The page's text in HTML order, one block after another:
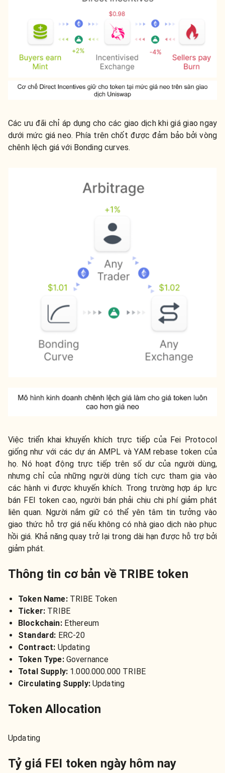
Các ưu đãi chỉ áp dụng cho các giao dịch khi giá giao ngay
dưới mức giá neo. Phía trên chốt được đảm bảo bởi vòng
chênh lệch giá với Bonding curves.
Việc triển khai khuyến khích trực tiếp của Fei Protocol
giống như với các dự án AMPL và YAM rebase token của
họ. Nó hoạt động trực tiếp trên số dư của người dùng,
nhưng chỉ của những người dùng tích cực tham gia vào
các hành vi được khuyến khích. Trong trường hợp áp lực
bán FEI token cao, người bán phải chịu chi phí giảm phát
liên quan. Người nắm giữ có thể yên tâm tin tưởng vào
giao thức hỗ trợ giá nếu không có nhà giao dịch nào phục
hồi giá. Khả năng quay trở lại trong dài hạn được hỗ trợ bởi
giảm phát.
Thông tin cơ bản về TRIBE token
Token Name:TRIBE Token
Ticker: TRIBE
Blockchain:Ethereum
Standard: ERC-20
Contract: Updating
Token Type:Governance
Total Supply:1.000.000.000 TRIBE
Circulating Supply:Updating
Token Allocation
Updating
Tỷ giá FEI token ngày hôm nay